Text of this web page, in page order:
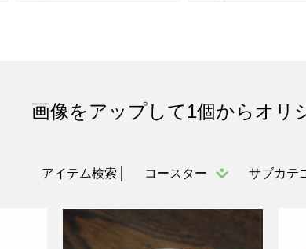
画像をアップして1個からオリ
アイテム検索 コースター サブカテ